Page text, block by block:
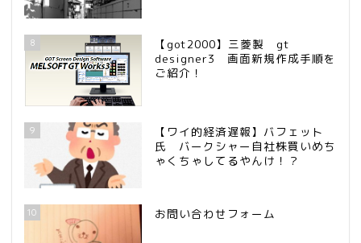
8
【got2000】三菱製 gt
designer3 画面新規作成手順を
ご紹介！
9
【ワイ的経済遅報】バフェット
氏 バークシャー自社株買いめち
ゃくちゃしてるやんけ！？
10 お問い合わせフォーム